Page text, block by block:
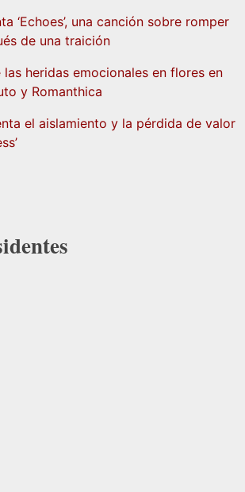
‘Echoes’, una canción sobre romper
de una traición
heridas emocionales en flores en
y Romanthica
el aislamiento y la pérdida de valor